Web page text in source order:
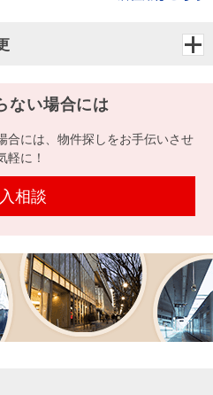
ない場合には
合には、物件探しをお手伝いさせ
軽に！
相談